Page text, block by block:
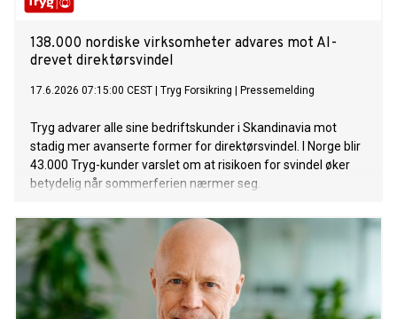
138.000 nordiske virksomheter advares mot AI-
drevet direktørsvindel
17.6.2026 07:15:00 CEST Tryg Forsikring Pressemelding
Tryg advarer alle sine bedriftskunder i Skandinavia mot
stadig mer avanserte former for direktørsvindel. I Norge blir
43.000 Tryg-kunder varslet om at risikoen for svindel øker
betydelig når sommerferien nærmer seg.